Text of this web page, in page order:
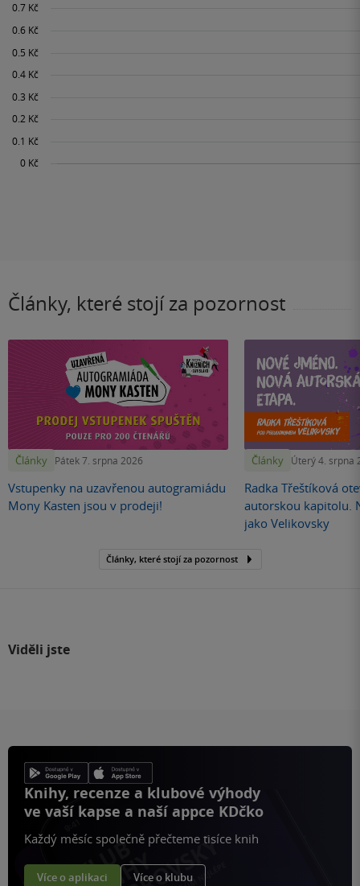
Články, které stojí za pozornost
Články Pátek 7. srpna 2026
Vstupenky na uzavřenou autogramiádu
Mony Kasten jsou v prodeji!
Články Úterý 4. srpna
Radka Třeštíková
autorskou kapitolu.
jako Velikovsky
Články, které stojí za pozornost
Viděli jste
Knihy, recenze a klubové výhody
ve vaší kapse a naší appce KDčko
Každý měsíc společně přečteme tisíce knih
Více o aplikaci Více o klubu